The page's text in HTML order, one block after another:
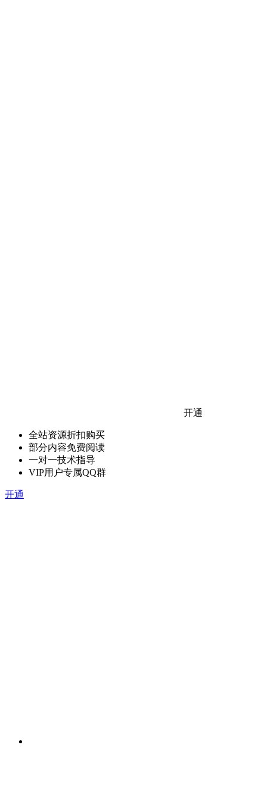
开通
全站资源折扣购买
部分内容免费阅读
一对一技术指导
VIP用户专属QQ群
开通